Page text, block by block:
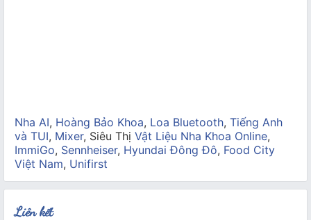
Nha AI, Hoàng Bảo Khoa, Loa Bluetooth, Tiếng Anh
và TUI, Mixer, Siêu Thị Vật Liệu Nha Khoa Online,
ImmiGo, Sennheiser, Hyundai Đông Đô, Food City
Việt Nam, Unifirst
Liên kết